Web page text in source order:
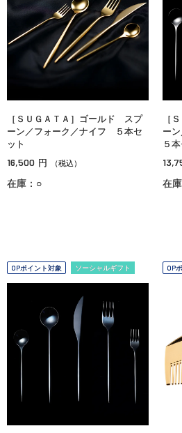
［ＳＵＧＡＴＡ］ゴールド スプ
ーン／フォーク／ナイフ ５本セ
ット
16,500 円 （税込）
在庫：○
［
ー
５
在
OPポイント対象 ソーシャルギフト OP